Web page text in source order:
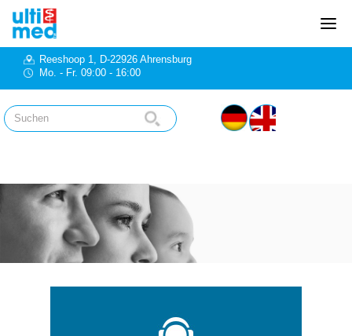
Reeshoop 1, D-22926 Ahrensburg
Mo. - Fr. 09:00 - 16:00